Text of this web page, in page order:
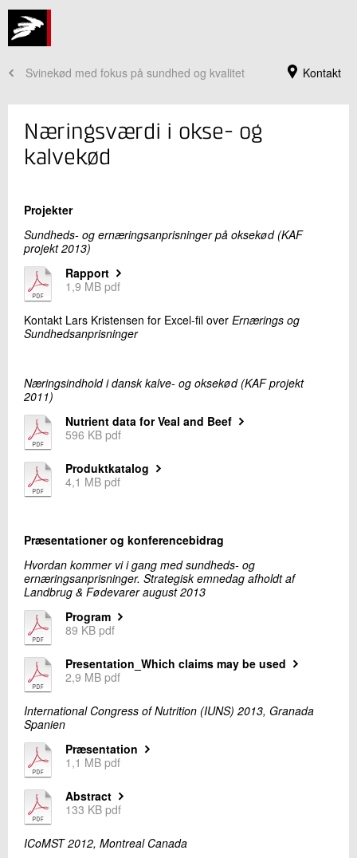
Kontakt
Svinekød med fokus på sundhed og kvalitet
Jeg er din kontaktperson
Lene Meinert
Centerchef, Ph.D.
Send e-mail
Skriv til mig
Send
Næringsværdi i okse- og
kalvekød
Projekter
Sundheds- og ernæringsanprisninger på oksekød (KAF
projekt 2013)
Rapport
1,9 MB pdf
Kontakt Lars Kristensen for Excel-fil over Ernærings og
Sundhedsanprisninger
Næringsindhold i dansk kalve- og oksekød (KAF projekt
2011)
Nutrient data for Veal and Beef
596 KB pdf
Produktkatalog
4,1 MB pdf
Præsentationer og konferencebidrag
Hvordan kommer vi i gang med sundheds- og
ernæringsanprisninger. Strategisk emnedag afholdt af
Landbrug & Fødevarer august 2013
Program
89 KB pdf
Presentation_Which claims may be used
2,9 MB pdf
International Congress of Nutrition (IUNS) 2013, Granada
Spanien
Præsentation
1,1 MB pdf
Abstract
133 KB pdf
ICoMST 2012, Montreal Canada